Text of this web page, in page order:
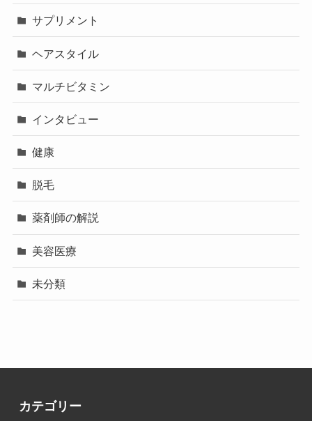
サプリメント
ヘアスタイル
マルチビタミン
インタビュー
健康
脱毛
薬剤師の解説
美容医療
未分類
カテゴリー